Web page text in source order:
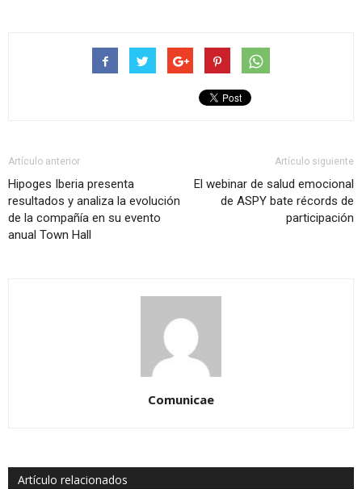
Artículo anterior
Hipoges Iberia presenta
resultados y analiza la evolución
de la compañía en su evento
anual Town Hall
Artículo siguiente
El webinar de salud emocional
de ASPY bate récords de
participación
Comunicae
Artículo relacionados